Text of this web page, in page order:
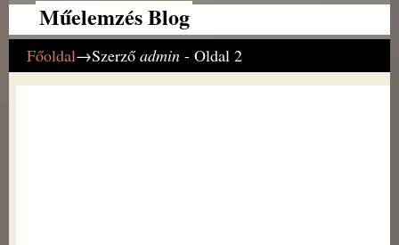
Műelemzés Blog
Főoldal→Szerző admin - Oldal 2